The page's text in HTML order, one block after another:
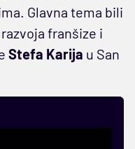
Glavna tema bili
franšize i
Stefa Karija u San